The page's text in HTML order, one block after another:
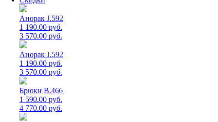
Анорак J.592
1 190.00 руб.
3 570.00 руб.
Анорак J.592
1 190.00 руб.
3 570.00 руб.
Брюки B.466
1 590.00 руб.
4 770.00 руб.